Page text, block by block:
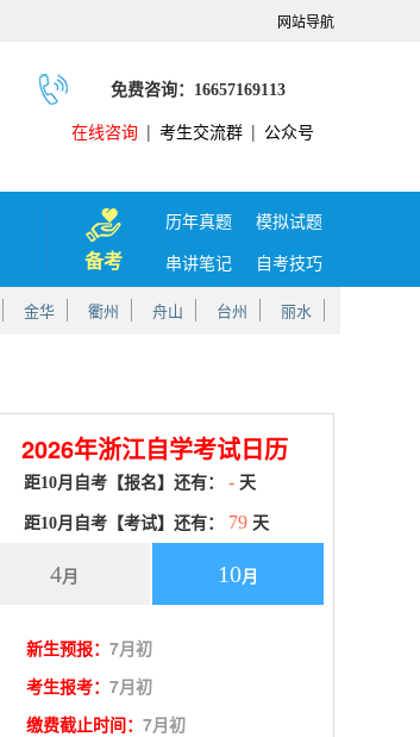
网站导航
免费咨询：16657169113
在线咨询 | 考生交流群 | 公众号
备考
历年真题
模拟试题
串讲笔记
自考技巧
金华 衢州 舟山 台州 丽水
2026年浙江自学考试日历
距10月自考【报名】还有： - 天
距10月自考【考试】还有： 79 天
4月 10月
新生预报： 7月初
考生报考： 7月初
缴费截止时间： 7月初